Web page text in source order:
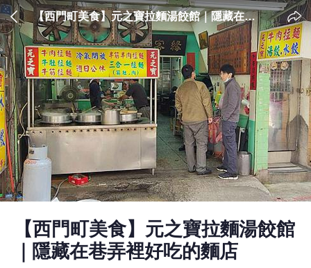
【西門町美食】元之寶拉麵湯餃館｜隱藏在巷
弄裡好吃的麵店
【西門町美食】元之寶拉麵湯餃館
｜隱藏在巷弄裡好吃的麵店